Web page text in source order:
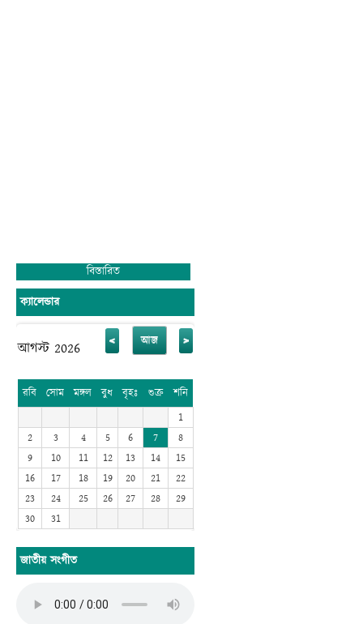
বিস্তারিত
ক্যালেন্ডার
আগস্ট 2026 < আজ >
রবি সোম মঙ্গল বুধ বৃহঃ শুক্র
শনি
1
2
3 4 5 6 7
8
9
10 11 12 13 14
15
16
17 18 19 20 21
22
23
24 25 26 27 28
29
30
31
জাতীয় সংগীত